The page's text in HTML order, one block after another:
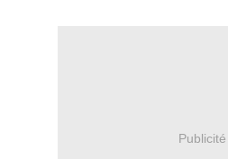
Publicité